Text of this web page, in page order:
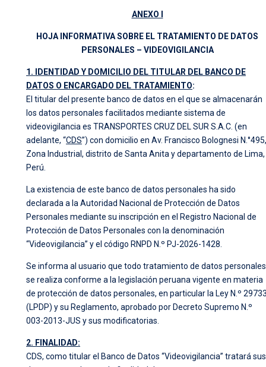
ANEXO I
HOJA INFORMATIVA SOBRE EL TRATAMIENTO DE DATOS
PERSONALES – VIDEOVIGILANCIA
1. IDENTIDAD Y DOMICILIO DEL TITULAR DEL BANCO DE
DATOS O ENCARGADO DEL TRATAMIENTO:
El titular del presente banco de datos en el que se almacenarán
los datos personales facilitados mediante sistema de
videovigilancia es TRANSPORTES CRUZ DEL SUR S.A.C. (en
adelante, “CDS”) con domicilio en Av. Francisco Bolognesi N.°495,
Zona Industrial, distrito de Santa Anita y departamento de Lima,
Perú.
La existencia de este banco de datos personales ha sido
declarada a la Autoridad Nacional de Protección de Datos
Personales mediante su inscripción en el Registro Nacional de
Protección de Datos Personales con la denominación
“Videovigilancia” y el código RNPD N.º PJ-2026-1428.
Se informa al usuario que todo tratamiento de datos personales
se realiza conforme a la legislación peruana vigente en materia
de protección de datos personales, en particular la Ley N.º
(LPDP) y su Reglamento, aprobado por Decreto Supremo N.º
003-2013-JUS y sus modificatorias.
2. FINALIDAD:
CDS, como titular el Banco de Datos “Videovigilancia” tratará sus